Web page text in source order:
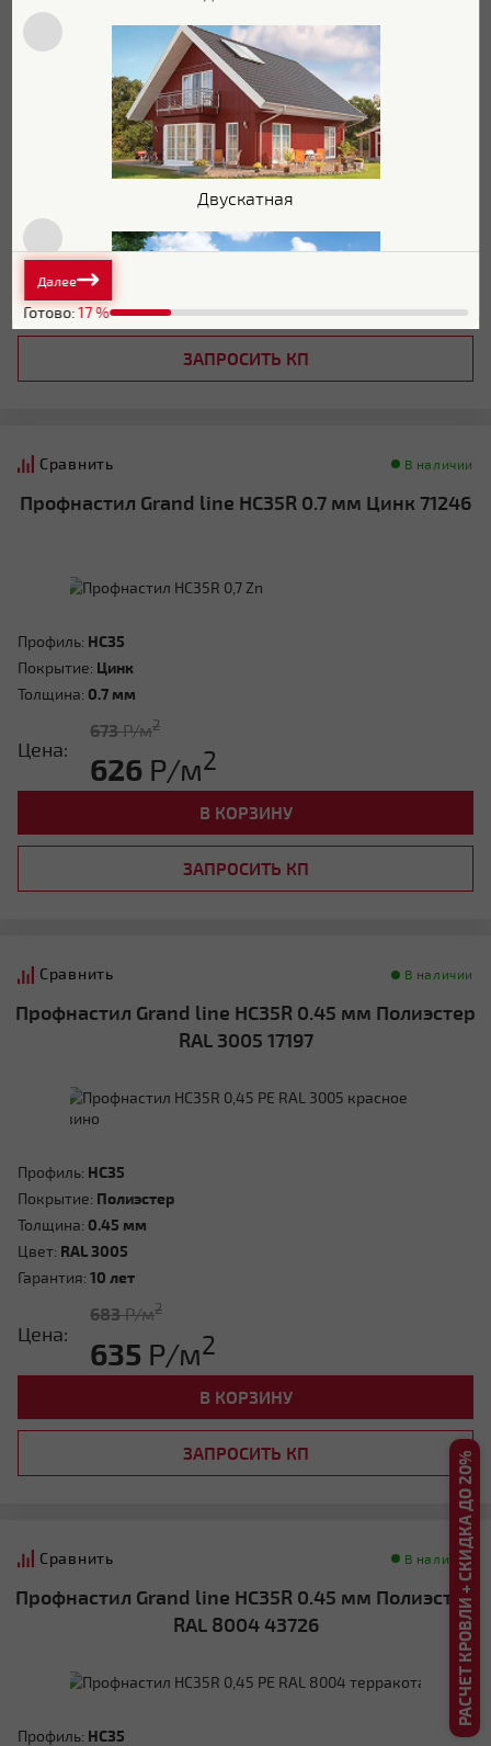
HC35
Полиэстер
0.45 мм
RAL 6002
10 лет
Цена:
621Р/м2
ЗАПРОСИТЬ КП
Сравнить В наличии
Профнастил Grand line HC35R 0.7 мм Цинк 71246
Профиль: HC35
Покрытие: Цинк
Толщина: 0.7 мм
Цена:
673Р/м2
626 Р/м2
В КОРЗИНУ
ЗАПРОСИТЬ КП
Сравнить В наличии
Профнастил Grand line HC35R 0.45 мм Полиэстер
RAL 3005 17197
Профиль: HC35
Покрытие: Полиэстер
Толщина: 0.45 мм
Цвет: RAL 3005
Гарантия: 10 лет
Цена:
683Р/м2
635 Р/м2
В КОРЗИНУ
ЗАПРОСИТЬ КП
Сравнить В наличии
Профнастил Grand line HC35R 0.45 мм Полиэстер
RAL 8004 43726
Профиль: HC35
РАСЧЕТ КРОВЛИ + СКИДКА ДО 20%
Двускатная
Четырехскатная шатровая
Мансардная ломаная
Нужна консультация
Готово:17%
Далее